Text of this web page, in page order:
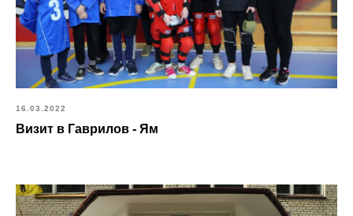
16.03.2022
Визит в Гаврилов - Ям